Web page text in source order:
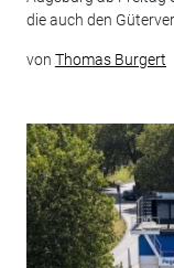
die auch den
von Thomas Burgert